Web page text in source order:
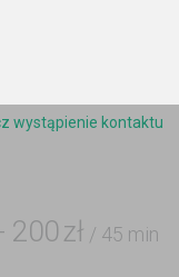
wystąpienie kontaktu
200 zł / 45 min